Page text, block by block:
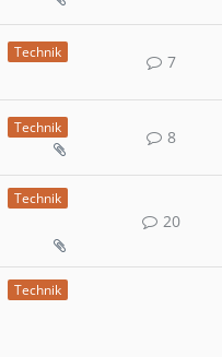
Technik 7
Technik 8
Technik
20
Technik